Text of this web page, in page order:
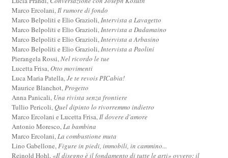
Marco Ercolani,Il rumore di fondo
Marco Belpoliti e Elio Grazioli,Intervista a Lavagetto
Marco Belpoliti e Elio Grazioli,Intervista a Dadamaino
Marco Belpoliti e Elio Grazioli,Intervista a Arbasino
Marco Belpoliti e Elio Grazioli,Intervista a Paolini
Pierangela Rossi,Nel ricordo le tue
Lucetta Frisa,Otto movimenti
Luca Maria Patella,Je te revois PICabia!
Maurice Blanchot,Progetto
Anna Panicali, Una rivista senza frontiere
Tullio Pericoli,Quel dipinto lo rivorremmo indietro
Marco Ercolani e Lucetta Frisa,Il dovere d'amore
Antonio Moresco,La bambina
Marco Ercolani,La combustione muta
Lino Gabellone,Figure in piedi, immobili, in cammino...
Reinold Hohl, «Il disegno è il fondamento di tutte le arti» ovvero: il